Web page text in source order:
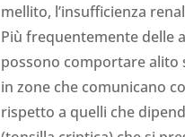
mellito, l’insufficienza
Più frequentemente delle
possono comportare alito
in zone che comunicano
rispetto a quelli che